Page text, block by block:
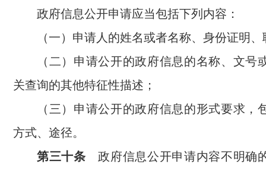
政府信息公开申请应当包括下列内容：
（一）申请人的姓名或者名称、身份证明
（二）申请公开的政府信息的名称、文号
关查询的其他特征性描述；
（三）申请公开的政府信息的形式要求，
方式、途径。
第三十条 政府信息公开申请内容不明确